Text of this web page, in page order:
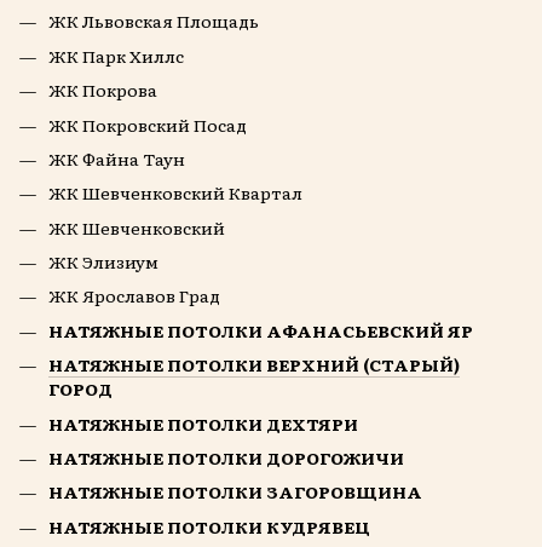
ЖК Львовская Площадь
ЖК Парк Хиллс
ЖК Покрова
ЖК Покровский Посад
ЖК Файна Таун
ЖК Шевченковский Квартал
ЖК Шевченковский
ЖК Элизиум
ЖК Ярославов Град
НАТЯЖНЫЕ ПОТОЛКИ АФАНАСЬЕВСКИЙ ЯР
НАТЯЖНЫЕ ПОТОЛКИ ВЕРХНИЙ (СТАРЫЙ)
ГОРОД
НАТЯЖНЫЕ ПОТОЛКИ ДЕХТЯРИ
НАТЯЖНЫЕ ПОТОЛКИ ДОРОГОЖИЧИ
НАТЯЖНЫЕ ПОТОЛКИ ЗАГОРОВЩИНА
НАТЯЖНЫЕ ПОТОЛКИ КУДРЯВЕЦ